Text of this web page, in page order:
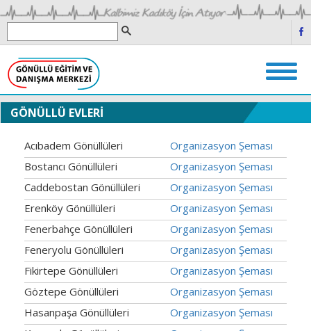
GÖNÜLLÜ EVLERİ
Acıbadem Gönüllüleri
Organizasyon Şeması
Bostancı Gönüllüleri
Organizasyon Şeması
Caddebostan Gönüllüleri
Organizasyon Şeması
Erenköy Gönüllüleri
Organizasyon Şeması
Fenerbahçe Gönüllüleri
Organizasyon Şeması
Feneryolu Gönüllüleri
Organizasyon Şeması
Fikirtepe Gönüllüleri
Organizasyon Şeması
Göztepe Gönüllüleri
Organizasyon Şeması
Hasanpaşa Gönüllüleri
Organizasyon Şeması